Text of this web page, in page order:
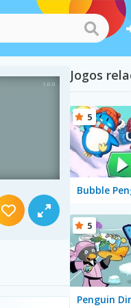
Jogos
Bubble
5
Penguin
5